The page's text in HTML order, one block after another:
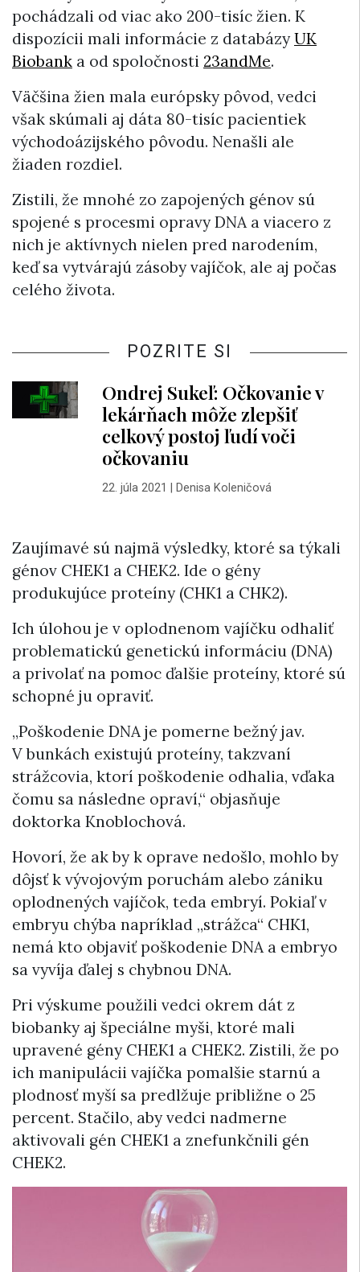
pochádzali od viac ako 200-tisíc žien. K
dispozícii mali informácie z databázyUK
Biobank a od spoločnosti 23andMe.
Väčšina žien mala európsky pôvod, vedci
však skúmali aj dáta 80-tisíc pacientiek
východoázijského pôvodu. Nenašli ale
žiaden rozdiel.
Zistili, že mnohé zo zapojených génov sú
spojené s procesmi opravy DNA a viacero z
nich je aktívnych nielen pred narodením,
keď sa vytvárajú zásoby vajíčok, ale aj počas
celého života.
POZRITE SI
Ondrej Sukeľ: Očkovanie v
lekárňach môže zlepšiť
celkový postoj ľudí voči
očkovaniu
22. júla 2021 Denisa Koleničová
Zaujímavé sú najmä výsledky, ktoré sa týkali
génov CHEK1 a CHEK2. Ide o gény
produkujúce proteíny (CHK1 a CHK2).
Ich úlohou je v oplodnenom vajíčku odhaliť
problematickú genetickú informáciu (DNA)
a privolať na pomoc ďalšie proteíny, ktoré sú
schopné ju opraviť.
„Poškodenie DNA je pomerne bežný jav.
V bunkách existujú proteíny, takzvaní
strážcovia, ktorí poškodenie odhalia, vďaka
čomu sa následne opraví,“ objasňuje
doktorka Knoblochová.
Hovorí, že ak by k oprave nedošlo, mohlo by
dôjsť k vývojovým poruchám alebo zániku
oplodnených vajíčok, teda embryí. Pokiaľ v
embryu chýba napríklad „strážca“ CHK1,
nemá kto objaviť poškodenie DNA a embryo
sa vyvíja ďalej s chybnou DNA.
Pri výskume použili vedci okrem dát z
biobanky aj špeciálne myši, ktoré mali
upravené gény CHEK1 a CHEK2. Zistili, že po
ich manipulácii vajíčka pomalšie starnú a
plodnosť myší sa predlžuje približne o 25
percent. Stačilo, aby vedci nadmerne
aktivovali gén CHEK1 a znefunkčnili gén
CHEK2.